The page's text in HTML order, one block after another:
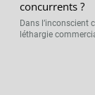
concurrents ?
Dans l’inconscient
léthargie